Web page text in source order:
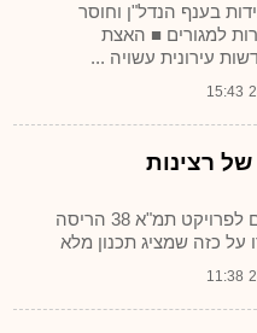
בענף הנדל"ן וחוסר
למגורים ■ האצת
עירונית עשויה ...
15:43
רצינות
כשבוחרים יזם לפרויקט תמ"א 38 הריסה
על כזה שמציג תכנון מלא
11:38